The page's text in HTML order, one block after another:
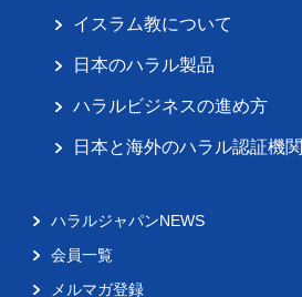
イスラム教について
日本のハラル製品
ハラルビジネスの進め方
日本と海外のハラル認証機関
ハラルジャパンNEWS
会員一覧
メルマガ登録